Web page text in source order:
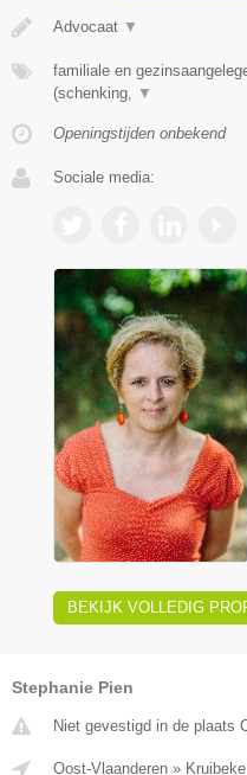
Advocaat ▼
familiale en
(schenking,
▼
Openingstijden onbekend
Sociale media:
BEKIJK VOLLEDIG
Stephanie Pien
Niet gevestigd in de plaats
Oost-Vlaanderen » Kruibeke